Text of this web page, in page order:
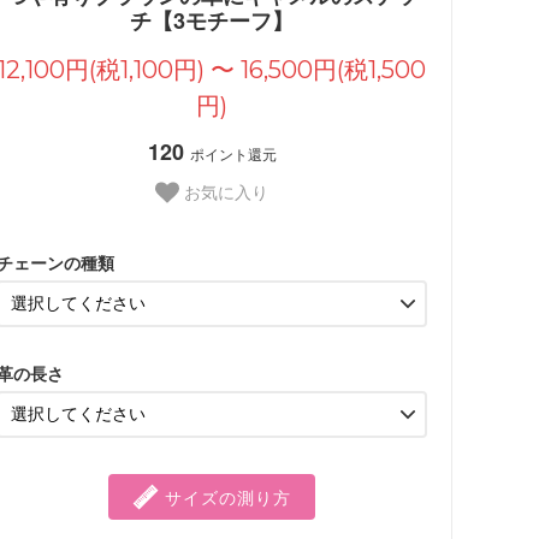
チ【3モチーフ】
円(税1,100円) 〜 16,500円(税1,500
円)
120 ポイント還元
お気に入り
ェーンの種類
の長さ
サイズの測り方